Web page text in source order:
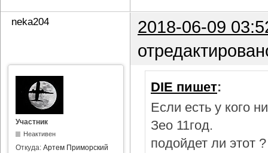
neka204
2018-06-09
Участник
Неактивен
Откуда: Артем Приморский
DIE пишет:
Если есть у кого
Зео 11год.
подойдет ли этот